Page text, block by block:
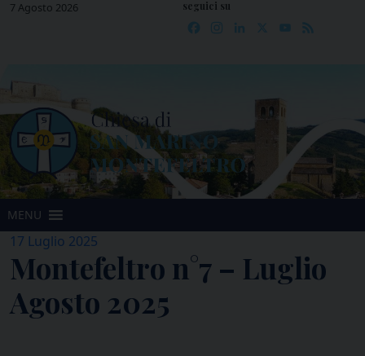
Skip7 Agosto 2026 seguici su
Facebook
Instagram
LinkedIn YouTube
MENU
17 Luglio 2025
Montefeltro n°7 – Luglio
Agosto 2025